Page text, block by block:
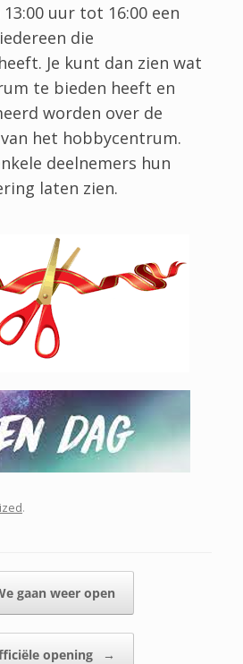
uur tot 16:00 een
die
Je kunt dan zien wat
te bieden heeft en
worden over de
het hobbycentrum.
deelnemers hun
laten zien.
.
gaan weer open
opening →